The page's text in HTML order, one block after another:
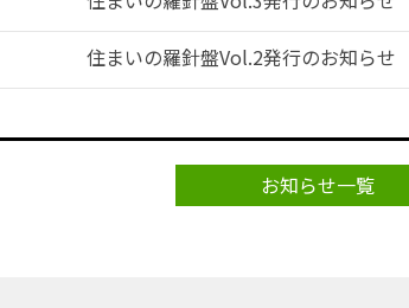
住まいの羅針盤Vol.2発行のお知らせ
お知らせ一覧